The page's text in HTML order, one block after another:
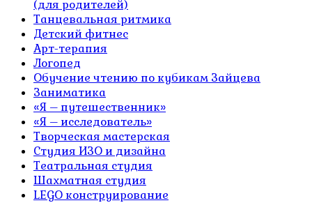
(для родителей)
Танцевальная ритмика
Детский фитнес
Арт-терапия
Логопед
Обучение чтению по кубикам Зайцева
Заниматика
«Я – путешественник»
«Я – исследователь»
Творческая мастерская
Студия ИЗО и дизайна
Театральная студия
Шахматная студия
LEGO конструирование